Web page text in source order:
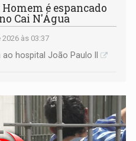
Homem é espancado
Cai N'Água
às 03:37
hospital João Paulo II